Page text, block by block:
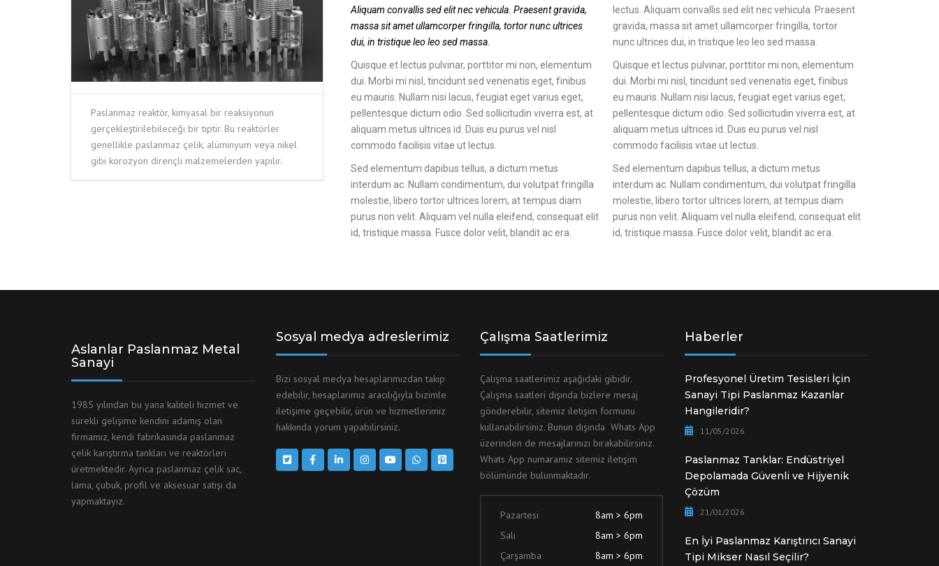
Paslanmaz reaktör, kimyasal bir reaksiyonun
gerçekleştirilebileceği bir tiptir. Bu reaktörler
genellikle paslanmaz çelik, alüminyum veya nikel
gibi korozyon dirençli malzemelerden yapılır.
Aliquam convallis sed elit nec vehicula. Praesent gravida,
massa sit amet ullamcorper fringilla, tortor nunc ultrices
dui, in tristique leo leo sed massa.
Quisque et lectus pulvinar, porttitor mi non, elementum
dui. Morbi mi nisl, tincidunt sed venenatis eget, finibus
eu mauris. Nullam nisi lacus, feugiat eget varius eget,
pellentesque dictum odio. Sed sollicitudin viverra est, at
aliquam metus ultrices id. Duis eu purus vel nisl
commodo facilisis vitae ut lectus.
Sed elementum dapibus tellus, a dictum metus
interdum ac. Nullam condimentum, dui volutpat fringilla
molestie, libero tortor ultrices lorem, at tempus diam
purus non velit. Aliquam vel nulla eleifend, consequat elit
id, tristique massa. Fusce dolor velit, blandit ac era.
lectus. Aliquam convallis sed elit nec vehicula. Praesent
gravida, massa sit amet ullamcorper fringilla, tortor
nunc ultrices dui, in tristique leo leo sed massa.
Quisque et lectus pulvinar, porttitor mi non, elementum
dui. Morbi mi nisl, tincidunt sed venenatis eget, finibus
eu mauris. Nullam nisi lacus, feugiat eget varius eget,
pellentesque dictum odio. Sed sollicitudin viverra est, at
aliquam metus ultrices id. Duis eu purus vel nisl
commodo facilisis vitae ut lectus.
Sed elementum dapibus tellus, a dictum metus
interdum ac. Nullam condimentum, dui volutpat fringilla
molestie, libero tortor ultrices lorem, at tempus diam
purus non velit. Aliquam vel nulla eleifend, consequat elit
id, tristique massa. Fusce dolor velit, blandit ac era.
Aslanlar Paslanmaz Metal
Sanayi
1985 yılından bu yana kaliteli hizmet ve
sürekli gelişime kendini adamış olan
firmamız, kendi fabrikasında paslanmaz
çelik karıştırma tankları ve reaktörleri
üretmektedir. Ayrıca paslanmaz çelik sac,
lama, çubuk, profil ve aksesuar satışı da
yapmaktayız.
Sosyal medya adreslerimiz
Bizi sosyal medya hesaplarımızdan takip
edebilir, hesaplarımız aracılığıyla bizimle
iletişime geçebilir, ürün ve hizmetlerimiz
hakkında yorum yapabilirsiniz.
Çalışma Saatlerimiz
Çalışma saatlerimiz aşağıdaki gibidir.
Çalışma saatleri dışında bizlere mesaj
gönderebilir, sitemiz iletişim formunu
kullanabilirsiniz. Bunun dışında Whats App
üzerinden de mesajlarınızı bırakabilirsiniz.
Whats App numaramız sitemiz iletişim
bölümünde bulunmaktadır.
Pazartesi
8am > 6pm
Salı
8am > 6pm
Çarşamba
8am > 6pm
Haberler
Profesyonel Üretim Tesisleri İçin
Sanayi Tipi Paslanmaz Kazanlar
Hangileridir?
11/05/2026
Paslanmaz Tanklar: Endüstriyel
Depolamada Güvenli ve Hijyenik
Çözüm
21/01/2026
En İyi Paslanmaz Karıştırıcı Sanayi
Tipi Mikser Nasıl Seçilir?